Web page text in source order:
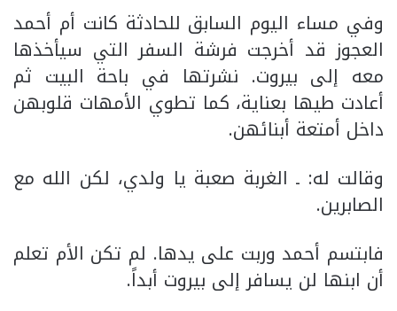
وفي مساء اليوم السابق للحادثة كانت أم أحمد
العجوز قد أخرجت فرشة السفر التي سيأخذها
معه إلى بيروت. نشرتها في باحة البيت ثم
أعادت طيها بعناية، كما تطوي الأمهات قلوبهن
داخل أمتعة أبنائهن.
وقالت له: ـ الغربة صعبة يا ولدي، لكن الله مع
الصابرين.
فابتسم أحمد وربت على يدها. لم تكن الأم تعلم
أن ابنها لن يسافر إلى بيروت أبداً.